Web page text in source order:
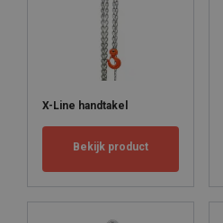
X-Line handtakel
Bekijk product